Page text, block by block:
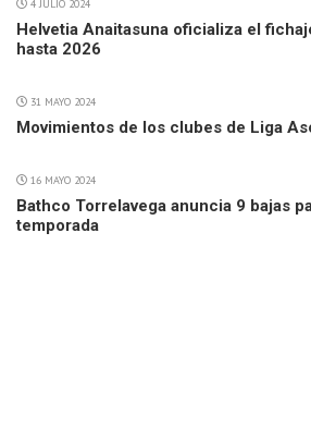
4 JULIO 2024
Helvetia Anaitasuna oficializa el
hasta 2026
31 MAYO 2024
Movimientos de los clubes de Liga
16 MAYO 2024
Bathco Torrelavega anuncia 9 bajas
temporada